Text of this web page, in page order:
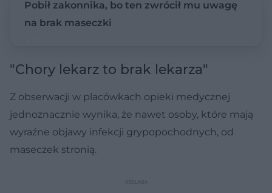
Pobił zakonnika, bo ten zwrócił mu uwagę
na brak maseczki
"Chory lekarz to brak lekarza"
Z obserwacji w placówkach opieki medycznej
jednoznacznie wynika, że nawet osoby, które mają
wyraźne objawy infekcji grypopochodnych, od
maseczek stronią.